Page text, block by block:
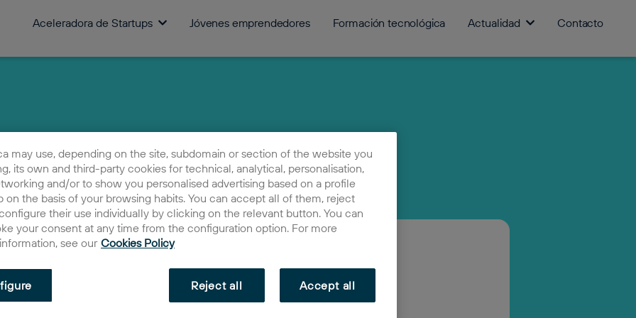
Aceleradora de Startups Jóvenes emprendedores Formación tecnológica Actualidad Contacto
Stech ce
may use, depending on the site, subdomain or section of the website you
its own and third-party cookies for technical, analytical, personalisation,
and/or to show you personalised advertising based on a profile
on the basis of your browsing habits. You can accept all of them, reject
their use individually by clicking on the relevant button. You can
your consent at any time from the configuration option. For more
see our Cookies Policy
Reject all Accept all